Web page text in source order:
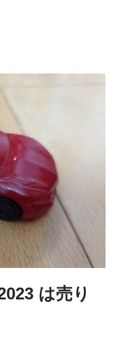
は売り